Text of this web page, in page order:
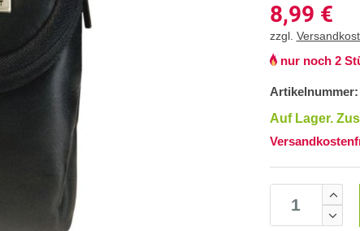
8,99 €
zzgl.
nur noch 2
Artikelnummer:
Auf Lager.